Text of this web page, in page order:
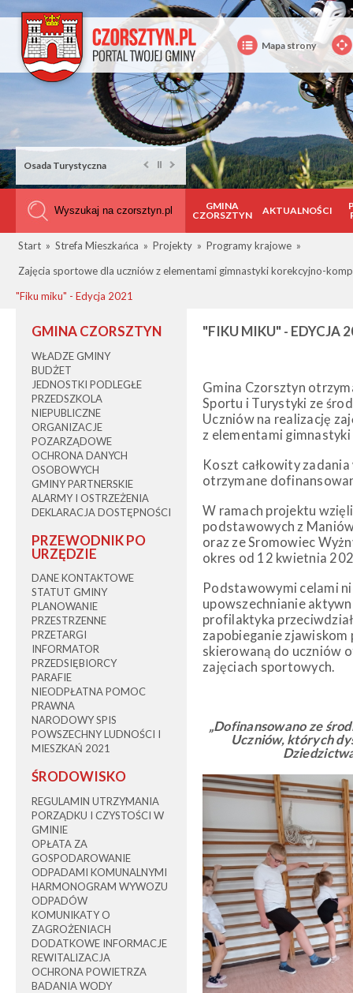
Mapa strony
Osada Turystyczna
GMINA
CZORSZTYN
AKTUALNOŚCI
Start » Strefa Mieszkańca » Projekty » Programy krajowe »
Zajęcia sportowe dla uczniów z elementami gimnastyki korekcyjno-
"Fiku miku" - Edycja 2021
GMINA CZORSZTYN
WŁADZE GMINY
BUDŻET
JEDNOSTKI PODLEGŁE
PRZEDSZKOLA
NIEPUBLICZNE
ORGANIZACJE
POZARZĄDOWE
OCHRONA DANYCH
OSOBOWYCH
GMINY PARTNERSKIE
ALARMY I OSTRZEŻENIA
DEKLARACJA DOSTĘPNOŚCI
PRZEWODNIK PO
URZĘDZIE
DANE KONTAKTOWE
STATUT GMINY
PLANOWANIE
PRZESTRZENNE
PRZETARGI
INFORMATOR
PRZEDSIĘBIORCY
PARAFIE
NIEODPŁATNA POMOC
PRAWNA
NARODOWY SPIS
POWSZECHNY LUDNOŚCI I
MIESZKAŃ 2021
ŚRODOWISKO
REGULAMIN UTRZYMANIA
PORZĄDKU I CZYSTOŚCI W
GMINIE
OPŁATA ZA
GOSPODAROWANIE
ODPADAMI KOMUNALNYMI
HARMONOGRAM WYWOZU
ODPADÓW
KOMUNIKATY O
ZAGROŻENIACH
DODATKOWE INFORMACJE
REWITALIZACJA
OCHRONA POWIETRZA
BADANIA WODY
"FIKU MIKU" - EDYCJA
Gmina Czorsztyn
Sportu i Turystyki ze
Uczniów na realizację
z elementami
Koszt całkowity
otrzymane
W ramach projektu
podstawowych z
oraz ze Sromowiec
okres od 12 kwietnia
Podstawowymi celami
upowszechnianie
profilaktyka
zapobieganie zjawiskom
skierowaną do uczniów
zajęciach sportowych.
„Dofinansowano ze
Uczniów, których